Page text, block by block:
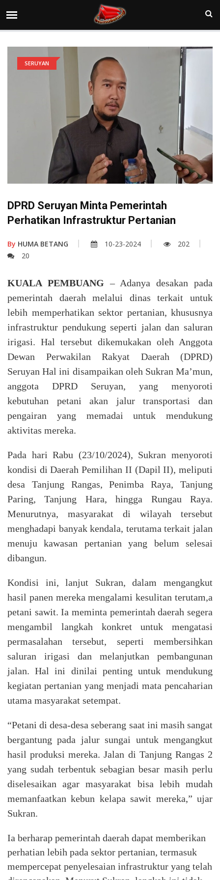
SERUYAN
DPRD Seruyan Minta Pemerintah
Perhatikan Infrastruktur Pertanian
By HUMA BETANG 10-23-2024
202
20
KUALA PEMBUANG – Adanya desakan pada
pemerintah daerah melalui dinas terkait untuk
lebih memperhatikan sektor pertanian, khususnya
infrastruktur pendukung seperti jalan dan saluran
irigasi. Hal tersebut dikemukakan oleh Anggota
Dewan Perwakilan Rakyat Daerah (DPRD)
Seruyan Hal ini disampaikan oleh Sukran Ma’mun,
anggota DPRD Seruyan, yang menyoroti
kebutuhan petani akan jalur transportasi dan
pengairan yang memadai untuk mendukung
aktivitas mereka.
Pada hari Rabu (23/10/2024), Sukran menyoroti
kondisi di Daerah Pemilihan II (Dapil II), meliputi
desa Tanjung Rangas, Penimba Raya, Tanjung
Paring, Tanjung Hara, hingga Rungau Raya.
Menurutnya, masyarakat di wilayah tersebut
menghadapi banyak kendala, terutama terkait jalan
menuju kawasan pertanian yang belum selesai
dibangun.
Kondisi ini, lanjut Sukran, dalam mengangkut
hasil panen mereka mengalami kesulitan terutam,a
petani sawit. Ia meminta pemerintah daerah segera
mengambil langkah konkret untuk mengatasi
permasalahan tersebut, seperti membersihkan
saluran irigasi dan melanjutkan pembangunan
jalan. Hal ini dinilai penting untuk mendukung
kegiatan pertanian yang menjadi mata pencaharian
utama masyarakat setempat.
“Petani di desa-desa seberang saat ini masih sangat
bergantung pada jalur sungai untuk mengangkut
hasil produksi mereka. Jalan di Tanjung Rangas 2
yang sudah terbentuk sebagian besar masih perlu
diselesaikan agar masyarakat bisa lebih mudah
memanfaatkan kebun kelapa sawit mereka,” ujar
Sukran.
Ia berharap pemerintah daerah dapat memberikan
perhatian lebih pada sektor pertanian, termasuk
mempercepat penyelesaian infrastruktur yang telah